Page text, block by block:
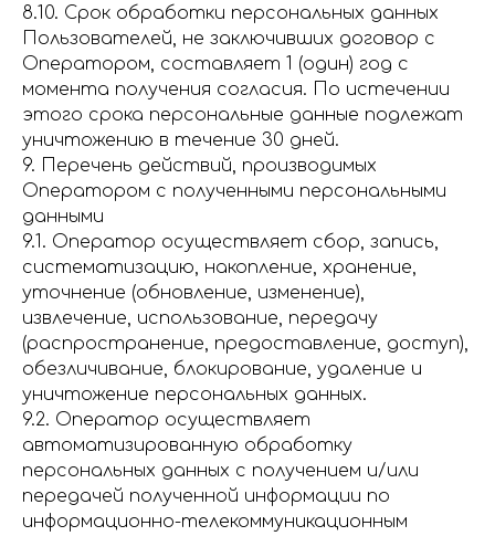
8.10. Срок обработки персональных данных
Пользователей, не заключивших договор с
Оператором, составляет 1 (один) год с
момента получения согласия. По истечении
этого срока персональные данные подлежат
уничтожению в течение 30 дней.
9. Перечень действий, производимых
Оператором с полученными персональными
данными
9.1. Оператор осуществляет сбор, запись,
систематизацию, накопление, хранение,
уточнение (обновление, изменение),
извлечение, использование, передачу
(распространение, предоставление, доступ),
обезличивание, блокирование, удаление и
уничтожение персональных данных.
9.2. Оператор осуществляет
автоматизированную обработку
персональных данных с получением и/или
передачей полученной информации по
информационно-телекоммуникационным